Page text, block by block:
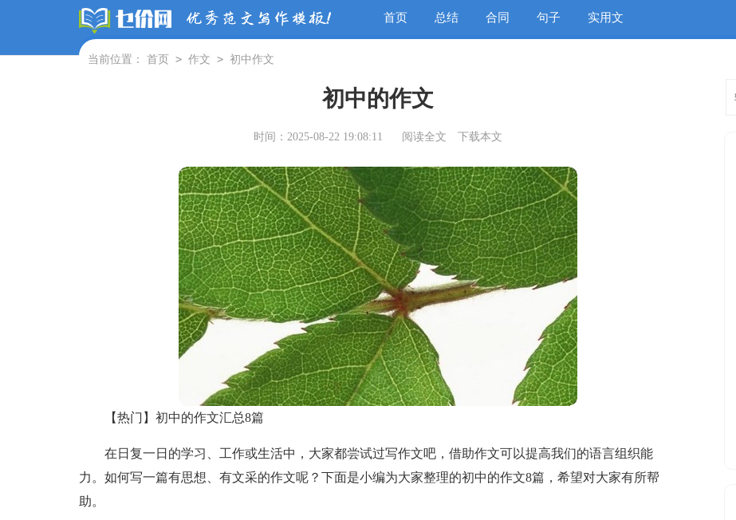
首页 总结 合同 句子 实用文
当前位置： 首页 > 作文 > 初中作文
初中的作文
时间：2025-08-22 19:08:11 阅读全文 下载本文
【热门】初中的作文汇总8篇
在日复一日的学习、工作或生活中，大家都尝试过写作文吧，借助作文可以提高我们的语言组织能
力。如何写一篇有思想、有文采的作文呢？下面是小编为大家整理的初中的作文8篇，希望对大家有所帮
助。